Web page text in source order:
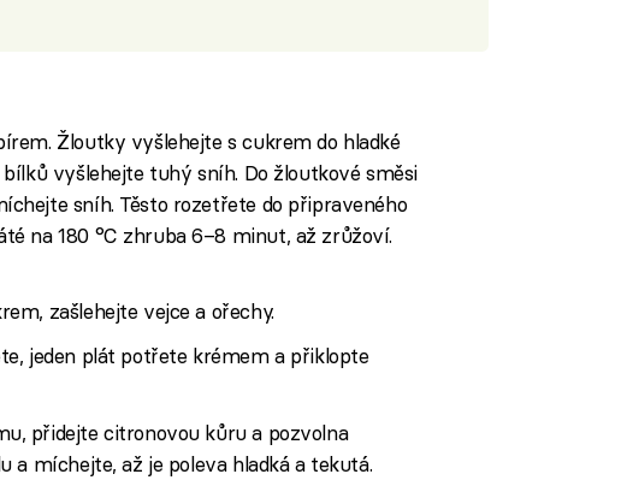
Žloutky vyšlehejte s cukrem do hladké
vyšlehejte tuhý sníh. Do žloutkové směsi
sníh. Těsto rozetřete do připraveného
na 180 °C zhruba 6–8 minut, až zrůžoví.
zašlehejte vejce a ořechy.
jeden plát potřete krémem a přiklopte
přidejte citronovou kůru a pozvolna
a míchejte, až je poleva hladká a tekutá.